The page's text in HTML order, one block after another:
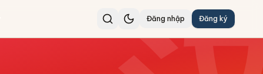
Đăng nhập Đăng ký